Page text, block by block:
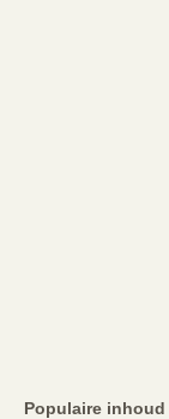
Populaire inhoud